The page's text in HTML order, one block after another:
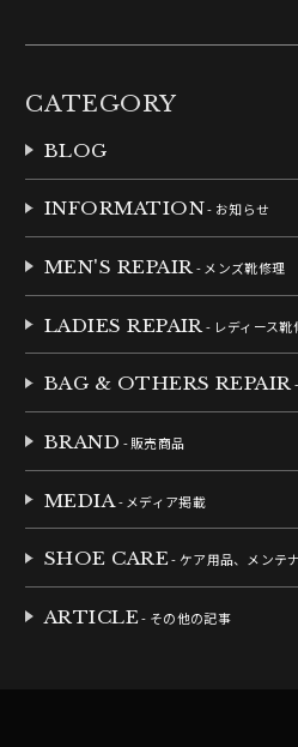
CATEGORY
BLOG
INFORMATION- お知らせ
MEN'S REPAIR- メンズ靴修理
LADIES REPAIR - レディース靴
BAG & OTHERS REPAIR
BRAND - 販売商品
MEDIA- メディア掲載
SHOE CARE- ケア用品、メンテ
ARTICLE- その他の記事